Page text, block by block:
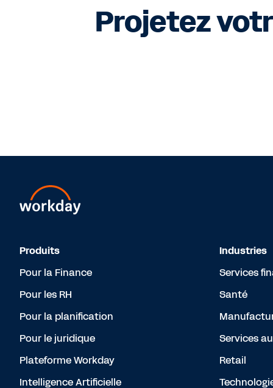
Projetez
Produits
Pour la Finance
Pour les RH
Pour la planification
Pour le juridique
Plateforme Workday
Intelligence Artificielle
Industries
Services
Santé
Services
Retail